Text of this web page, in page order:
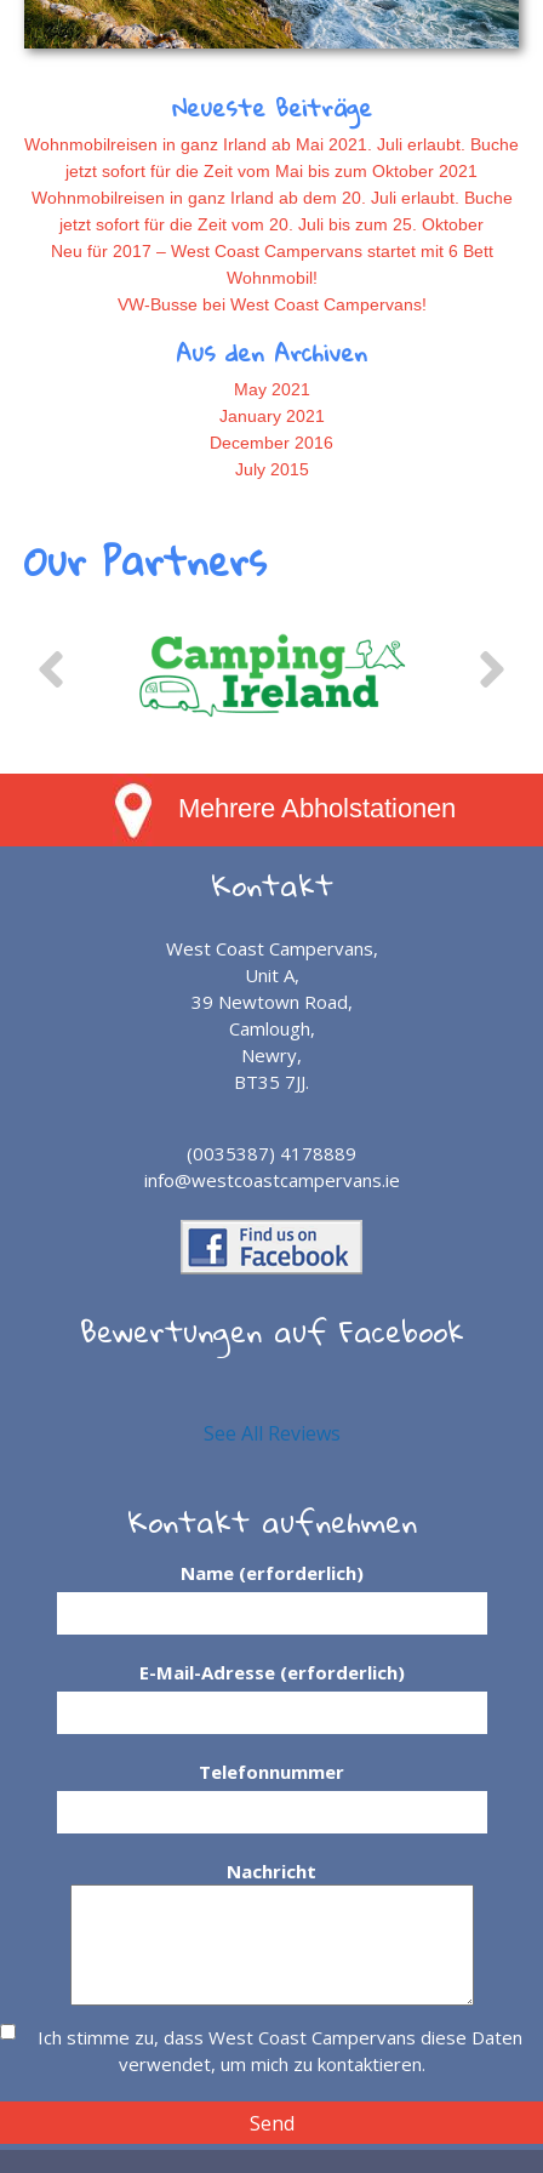
Neueste Beiträge
Wohnmobilreisen in ganz Irland ab Mai 2021. Juli erlaubt. Buche
jetzt sofort für die Zeit vom Mai bis zum Oktober 2021
Wohnmobilreisen in ganz Irland ab dem 20. Juli erlaubt. Buche
jetzt sofort für die Zeit vom 20. Juli bis zum 25. Oktober
Neu für 2017 – West Coast Campervans startet mit 6 Bett
Wohnmobil!
VW-Busse bei West Coast Campervans!
Aus den Archiven
May 2021
January 2021
December 2016
July 2015
Our Partners
Mehrere Abholstationen
Kontakt
West Coast Campervans,
Unit A,
39 Newtown Road,
Camlough,
Newry,
BT35 7JJ.
(0035387) 4178889
info@westcoastcampervans.ie
Bewertungen auf Facebook
See All Reviews
Kontakt aufnehmen
Name (erforderlich)
E-Mail-Adresse (erforderlich)
Telefonnummer
Nachricht
Ich stimme zu, dass West Coast Campervans diese Daten
verwendet, um mich zu kontaktieren.